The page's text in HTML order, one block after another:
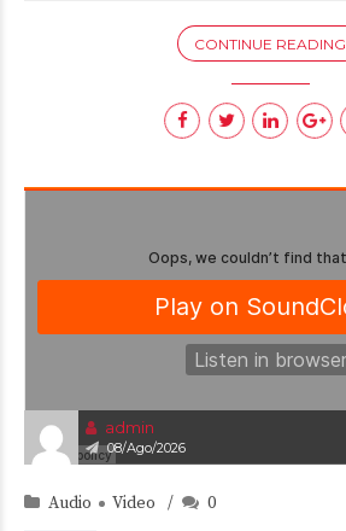
CONTINUE READING
admin
08/Ago/2026
Audio Video 0